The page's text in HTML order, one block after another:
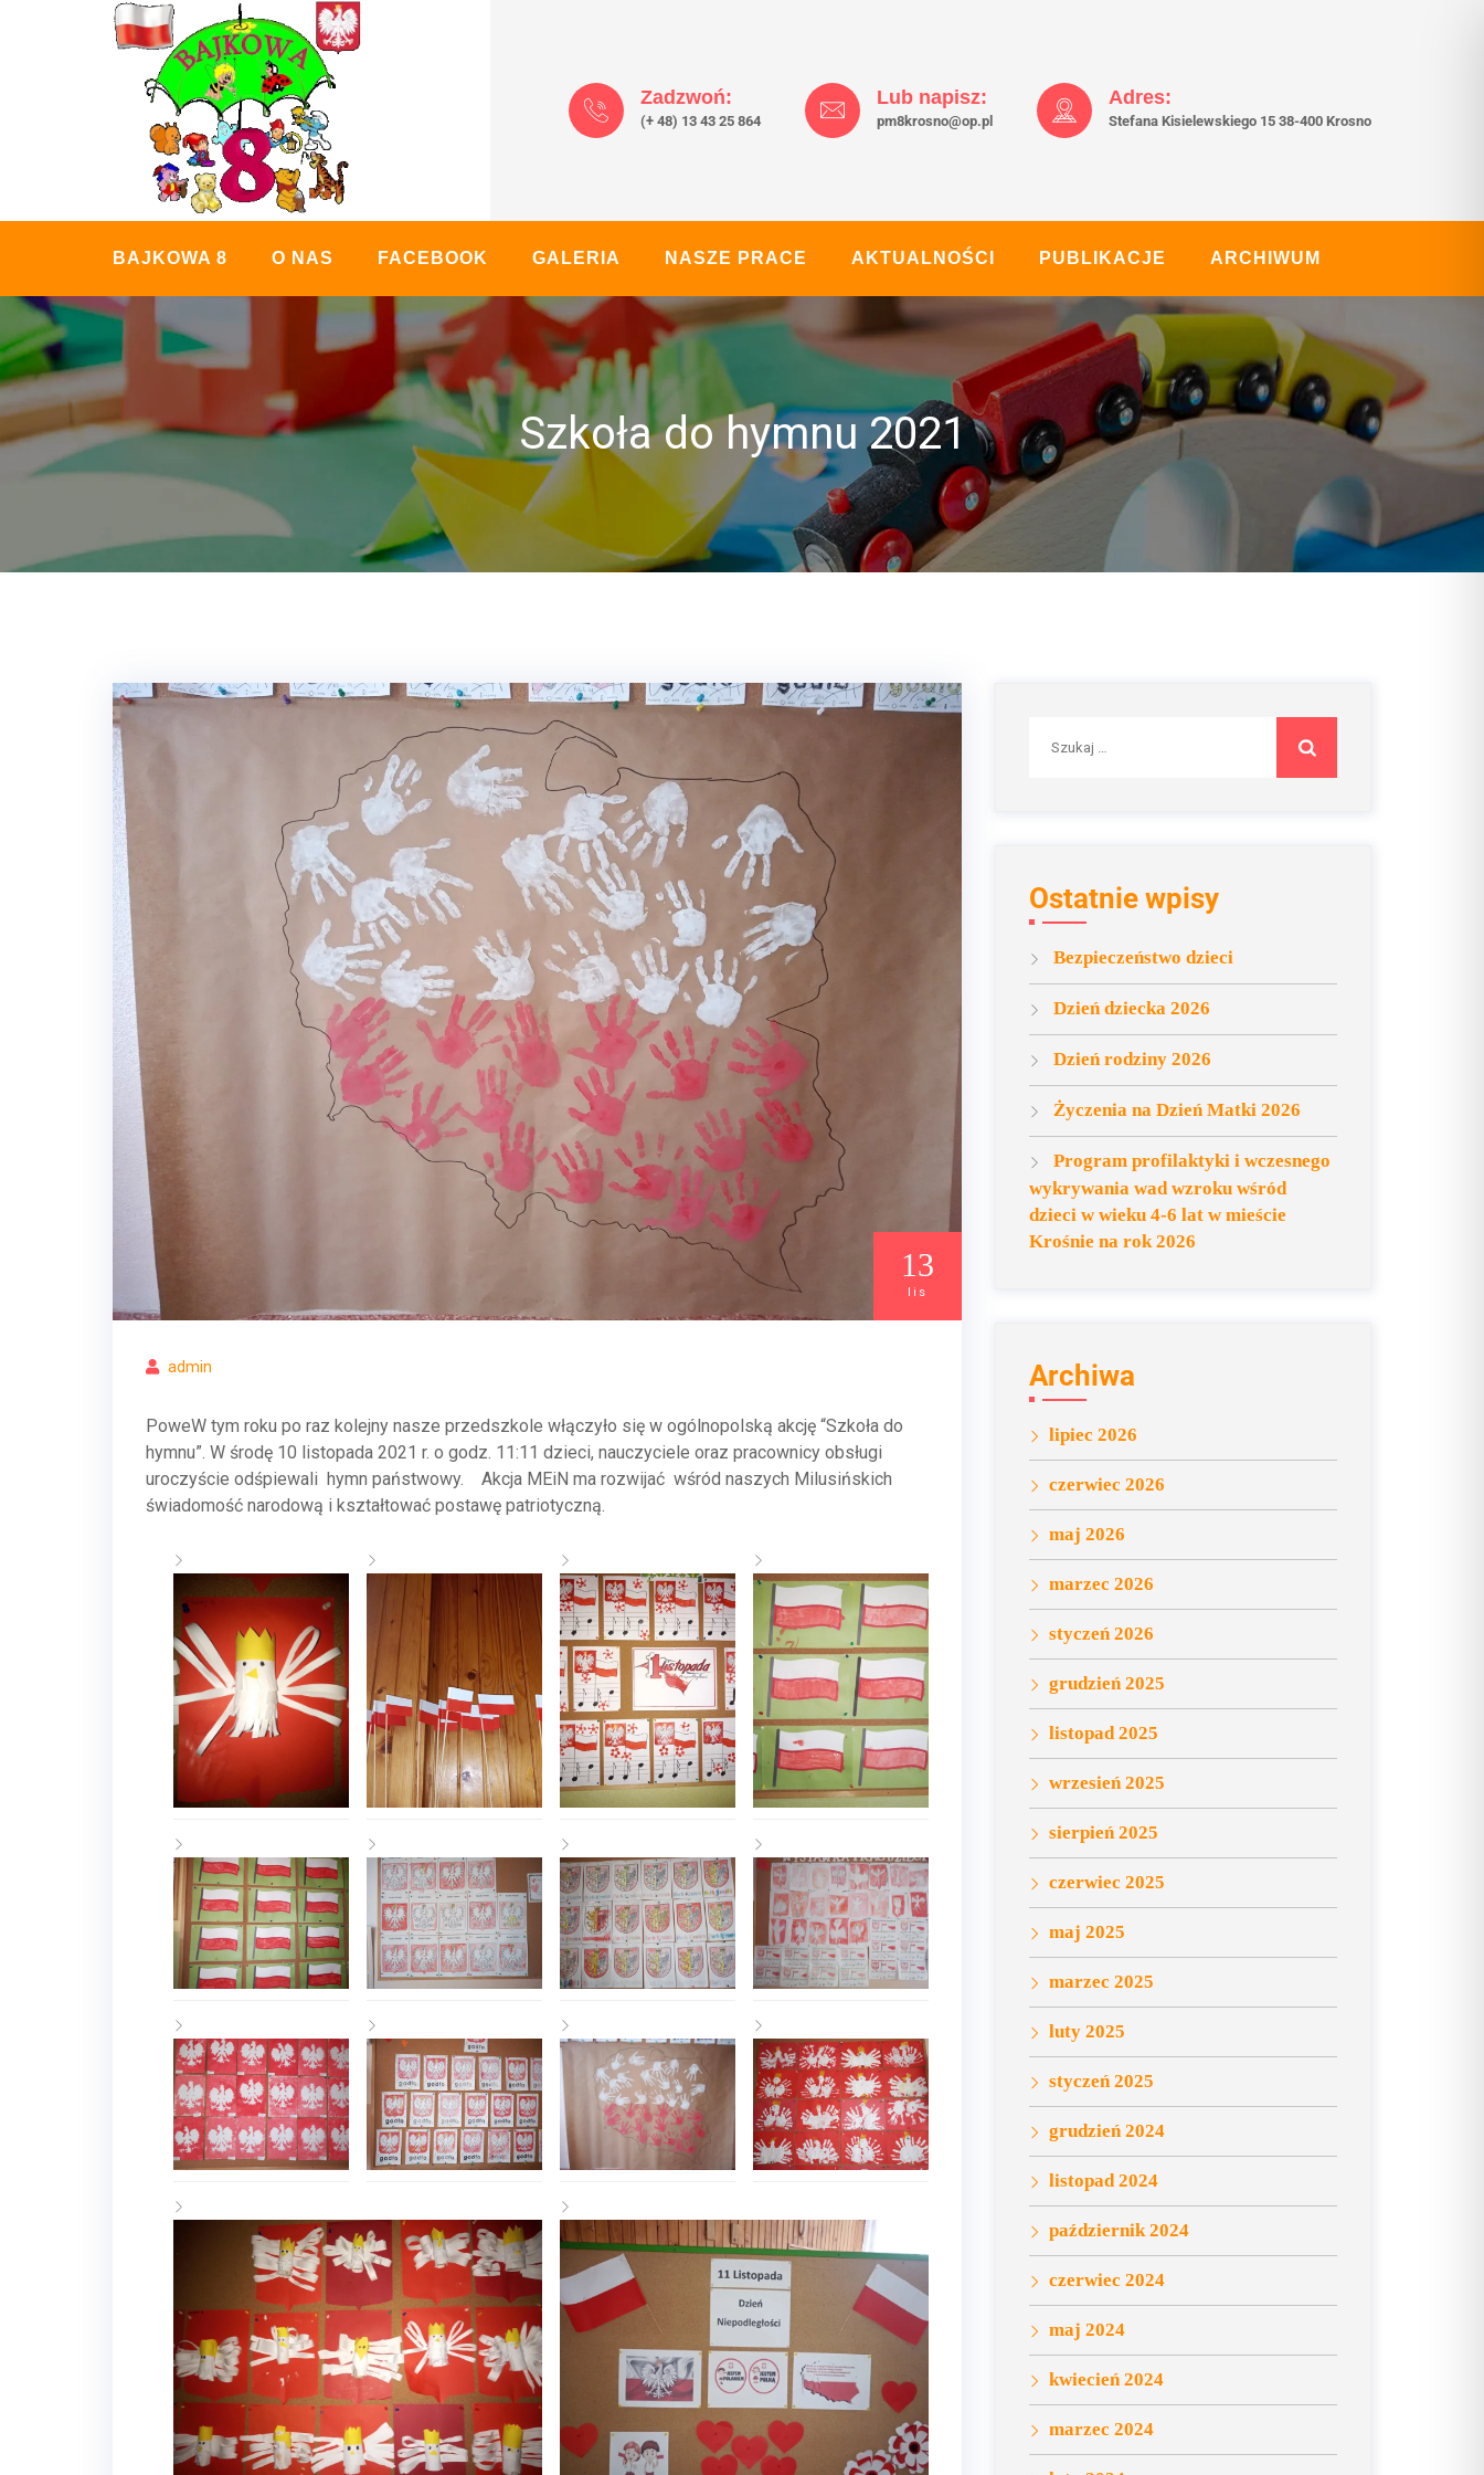
Zadzwoń:
(+ 48) 13 43 25 864
Lub napisz:
pm8krosno@op.pl
Adres:
Stefana Kisielewskiego 15 38-400 Krosno
BAJKOWA 8 O NAS FACEBOOK GALERIA NASZE PRACE AKTUALNOŚCI PUBLIKACJE ARCHIWUM
Szkoła do hymnu 2021
admin
13
lis
PoweW tym roku po raz kolejny nasze przedszkole włączyło się w ogólnopolską akcję “Szkoła do
hymnu”. W środę 10 listopada 2021 r. o godz. 11:11 dzieci, nauczyciele oraz pracownicy obsługi
uroczyście odśpiewali hymn państwowy. Akcja MEiN ma rozwijać wśród naszych Milusińskich
świadomość narodową i kształtować postawę patriotyczną.
Ostatnie wpisy
Bezpieczeństwo dzieci
Dzień dziecka 2026
Dzień rodziny 2026
Życzenia na Dzień Matki 2026
Program profilaktyki i wczesnego
wykrywania wad wzroku wśród
dzieci w wieku 4-6 lat w mieście
Krośnie na rok 2026
Archiwa
lipiec 2026
czerwiec 2026
maj 2026
marzec 2026
styczeń 2026
grudzień 2025
listopad 2025
wrzesień 2025
sierpień 2025
czerwiec 2025
maj 2025
marzec 2025
luty 2025
styczeń 2025
grudzień 2024
listopad 2024
październik 2024
czerwiec 2024
maj 2024
kwiecień 2024
marzec 2024